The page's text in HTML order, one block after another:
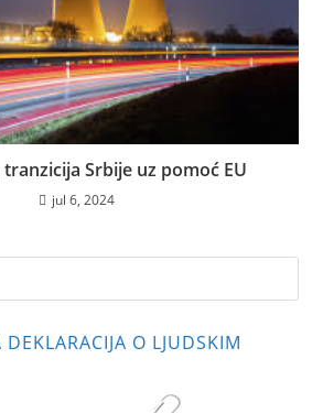
Srbije uz pomoć EU
jul 6, 2024
O LJUDSKIM